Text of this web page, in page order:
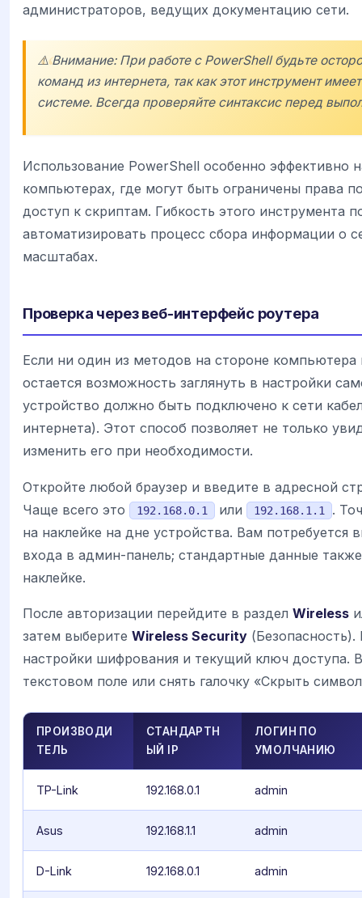
администраторов, ведущих документацию сети.
⚠️ Внимание: При работе с PowerShell будьте
команд из интернета, так как этот инструмент
системе. Всегда проверяйте синтаксис перед
Использование PowerShell особенно эффективно
компьютерах, где могут быть ограничены права
доступ к скриптам. Гибкость этого инструмента
автоматизировать процесс сбора информации о
масштабах.
Проверка через веб-интерфейс роутера
Если ни один из методов на стороне компьютера
остается возможность заглянуть в настройки
устройство должно быть подключено к сети
интернета). Этот способ позволяет не только
изменить его при необходимости.
Откройте любой браузер и введите в адресной
Чаще всего это
192.168.0.1 или 192.168.1.1
.
на наклейке на дне устройства. Вам потребуется
входа в админ-панель; стандартные данные
наклейке.
После авторизации перейдите в раздел Wireless
затем выберите Wireless Security
настройки шифрования и текущий ключ доступа.
текстовом поле или снять галочку «Скрыть
ПРОИЗВОДИ
ТЕЛЬ
СТАНДАРТН
ЫЙ IP
ЛОГИН ПО
УМОЛЧАНИЮ
TP-Link 192.168.0.1 admin
Asus 192.168.1.1 admin
D-Link 192.168.0.1 admin